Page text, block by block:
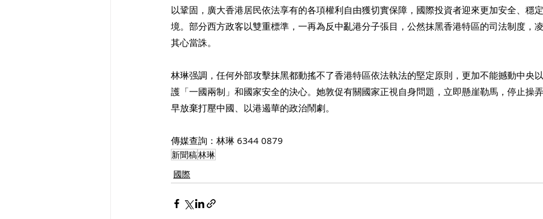
以鞏固，廣大香港居民依法享有的各項權利自由獲切實保障，國際投資者迎來更加安全、穩
境。部分西方政客以雙重標準，一再為反中亂港分子張目，公然抹黑香港特區的司法制度，
其心當誅。
林琳强調，任何外部攻擊抹黑都動搖不了香港特區依法執法的堅定原則，更加不能撼動中央
護「一國兩制」和國家安全的決心。她敦促有關國家正視自身問題，立即懸崖勒馬，停止操
早放棄打壓中國、以港遏華的政治鬧劇。
傳媒查詢：林琳 6344 0879
新聞稿林琳
國際